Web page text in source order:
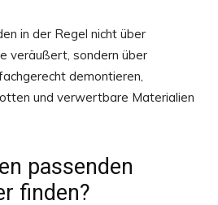
in der Regel nicht über
veräußert, sondern über
demontieren,
und verwertbare Materialien
passenden
finden?